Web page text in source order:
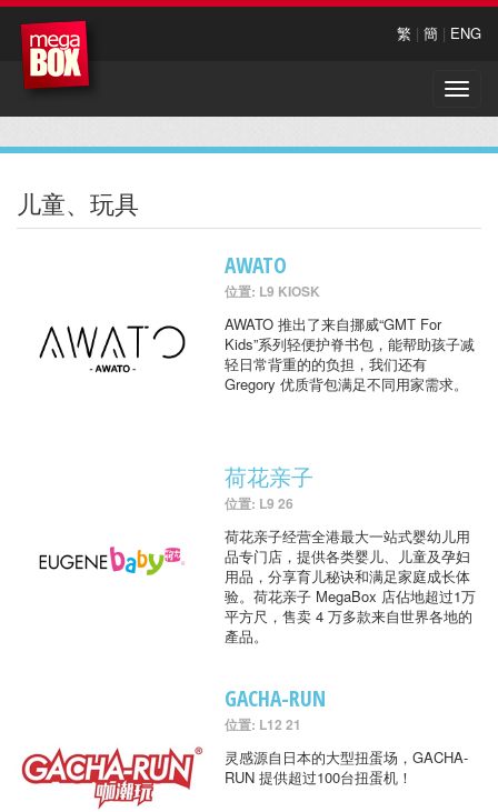
繁 | 簡 | ENG
Toggle
儿童、玩具
AWATO
位置: L9 KIOSK
AWATO 推出了来自挪威“GMT For
Kids”系列轻便护脊书包，能帮助孩子减
轻日常背重的的负担，我们还有
Gregory 优质背包满足不同用家需求。
荷花亲子
位置: L9 26
荷花亲子经营全港最大一站式婴幼儿用
品专门店，提供各类婴儿、儿童及孕妇
用品，分享育儿秘诀和满足家庭成长体
验。荷花亲子 MegaBox 店佔地超过1万
平方尺，售卖 4 万多款来自世界各地的
產品。
GACHA-RUN
位置: L12 21
灵感源自日本的大型扭蛋场，GACHA-
RUN 提供超过100台扭蛋机！